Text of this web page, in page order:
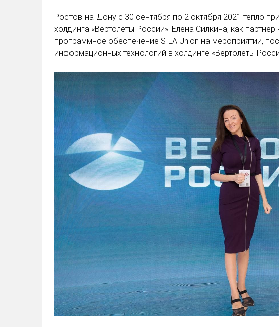
Ростов-на-Дону с 30 сентября по 2 октября 2021 тепло
холдинга «Вертолеты России». Елена Силкина, как
программное обеспечение SILA Union на мероприятии,
информационных технологий в холдинге «Вертолеты